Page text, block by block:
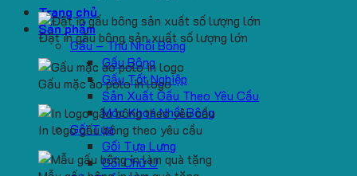
Trang chủ
Sản phẩm
Gấu – Thú Nhồi Bông
Gấu Bông
Gấu Tốt Nghiệp
Sản Xuất Gấu Theo Yêu Cầu
Móc Khoá Nhồi Bông
Gối Tựa
Gối Tựa Lưng
Gối Chữ U
Đặt in gấu bông sản xuất số lượng lớn
Gấu mặc áo polo in logo
In logo gấu bông theo yêu cầu